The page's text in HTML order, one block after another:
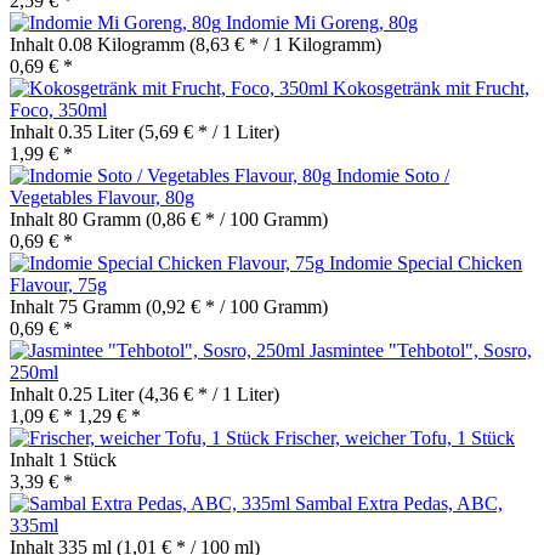
Indomie Mi Goreng, 80g
Inhalt 0.08 Kilogramm (8,63 € * / 1 Kilogramm)
0,69 € *
Kokosgetränk mit Frucht,
Foco, 350ml
Inhalt 0.35 Liter(5,69 € * / 1 Liter)
1,99 € *
Indomie Soto /
Vegetables Flavour, 80g
Inhalt 80 Gramm (0,86 € * / 100 Gramm)
0,69 € *
Indomie Special Chicken
Flavour, 75g
Inhalt 75 Gramm (0,92 € * / 100 Gramm)
0,69 € *
Jasmintee "Tehbotol", Sosro,
250ml
Inhalt 0.25 Liter(4,36 € * / 1 Liter)
1,09 € * 1,29 € *
Frischer, weicher Tofu, 1 Stück
Inhalt 1 Stück
3,39 € *
Sambal Extra Pedas, ABC,
335ml
Inhalt 335 ml (1,01 € * / 100 ml)